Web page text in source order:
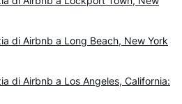
di Airbnb a Long Beach, New York
di Airbnb a Los Angeles, California: